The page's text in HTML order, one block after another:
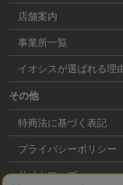
店舗案内
事業所一覧
イオシスが選ばれる理
その他
特商法に基づく表記
プライバシーポリシー
サイトマップ